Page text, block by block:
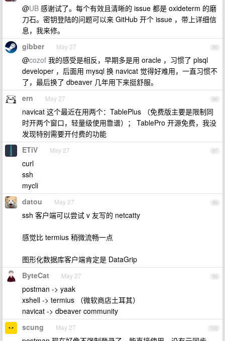
@UB 感谢试了。每个有效且清晰的 issue 都是 oxideterm 的磨
刀石。密钥登陆的问题可以来 GitHub 开个 issue ，带上详细信
息，我来修。
95
gibber May 27
@cozof 我的感受是相反，早期多是用 oracle ，习惯了 plsql
developer ，后面用 mysql 换 navicat 觉得好难用，一直习惯不
了，最后换了 dbeaver 几年用下来挺舒服。
96
ern May 27
navicat 这个最近在用两个：TablePlus （免费版主要是限制同
时开两个窗口，轻量级使用靠谱）； TablePro 开源免费，我没
发现特别需要开付费的功能
97
ETiV May 27
curl
ssh
mycli
98
datou May 27
ssh 客户端可以尝试 v 友写的 netcatty
感觉比 termius 稍微流畅一点
图形化数据库客户端肯定是 DataGrip
99
ByteCat May 27
postman -> yaak
xshell -> termius （微软商店土耳其）
navicat -> dbeaver community
100
scung May 27